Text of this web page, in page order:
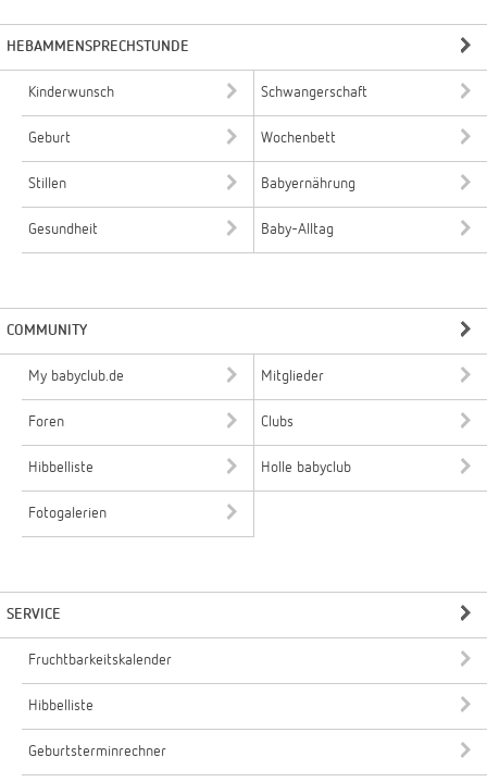
HEBAMMENSPRECHSTUNDE
Kinderwunsch Schwangerschaft
Geburt Wochenbett
Stillen Babyernährung
Gesundheit Baby-Alltag
COMMUNITY
My babyclub.de Mitglieder
Foren Clubs
Hibbelliste Holle babyclub
Fotogalerien
SERVICE
Fruchtbarkeitskalender
Hibbelliste
Geburtsterminrechner